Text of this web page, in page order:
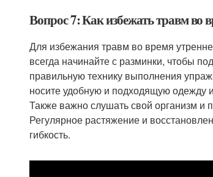
Вопрос 7: Как избежать травм во
Для избежания травм во время
всегда начинайте с разминки, чтобы
правильную технику выполнения
носите удобную и подходящую одежду
Также важно слушать свой организм и
Регулярное растяжение и
гибкость.